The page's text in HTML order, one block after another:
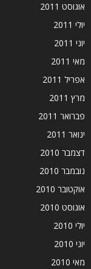
אוגוסט 2011
יולי 2011
יוני 2011
מאי 2011
אפריל 2011
מרץ 2011
פברואר 2011
ינואר 2011
דצמבר 2010
נובמבר 2010
אוקטובר 2010
אוגוסט 2010
יולי 2010
יוני 2010
מאי 2010